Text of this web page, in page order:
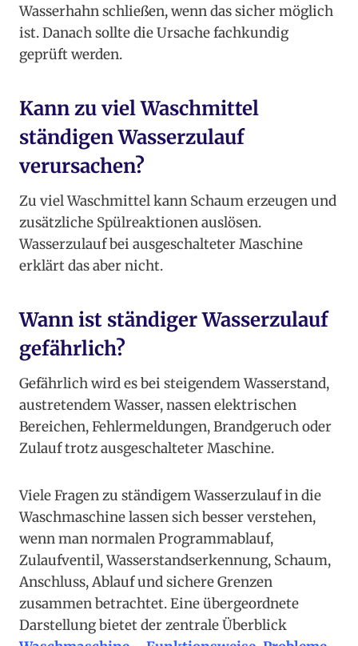
Wasserhahn schließen, wenn das sicher möglich
ist. Danach sollte die Ursache fachkundig
geprüft werden.
Kann zu viel Waschmittel
ständigen Wasserzulauf
verursachen?
Zu viel Waschmittel kann Schaum erzeugen und
zusätzliche Spülreaktionen auslösen.
Wasserzulauf bei ausgeschalteter Maschine
erklärt das aber nicht.
Wann ist ständiger Wasserzulauf
gefährlich?
Gefährlich wird es bei steigendem Wasserstand,
austretendem Wasser, nassen elektrischen
Bereichen, Fehlermeldungen, Brandgeruch oder
Zulauf trotz ausgeschalteter Maschine.
Viele Fragen zu ständigem Wasserzulauf in die
Waschmaschine lassen sich besser verstehen,
wenn man normalen Programmablauf,
Zulaufventil, Wasserstandserkennung, Schaum,
Anschluss, Ablauf und sichere Grenzen
zusammen betrachtet. Eine übergeordnete
Darstellung bietet der zentrale Überblick